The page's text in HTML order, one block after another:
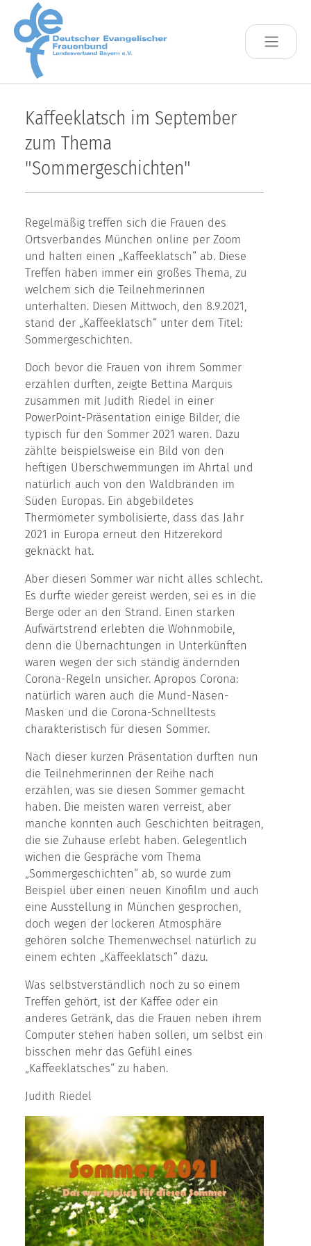
Skip to main content
Kaffeeklatsch im September
zum Thema
"Sommergeschichten"
Regelmäßig treffen sich die Frauen des
Ortsverbandes München online per Zoom
und halten einen „Kaffeeklatsch“ ab. Diese
Treffen haben immer ein großes Thema, zu
welchem sich die Teilnehmerinnen
unterhalten. Diesen Mittwoch, den 8.9.2021,
stand der „Kaffeeklatsch“ unter dem Titel:
Sommergeschichten.
Doch bevor die Frauen von ihrem Sommer
erzählen durften, zeigte Bettina Marquis
zusammen mit Judith Riedel in einer
PowerPoint-Präsentation einige Bilder, die
typisch für den Sommer 2021 waren. Dazu
zählte beispielsweise ein Bild von den
heftigen Überschwemmungen im Ahrtal und
natürlich auch von den Waldbränden im
Süden Europas. Ein abgebildetes
Thermometer symbolisierte, dass das Jahr
2021 in Europa erneut den Hitzerekord
geknackt hat.
Aber diesen Sommer war nicht alles schlecht.
Es durfte wieder gereist werden, sei es in die
Berge oder an den Strand. Einen starken
Aufwärtstrend erlebten die Wohnmobile,
denn die Übernachtungen in Unterkünften
waren wegen der sich ständig ändernden
Corona-Regeln unsicher. Apropos Corona:
natürlich waren auch die Mund-Nasen-
Masken und die Corona-Schnelltests
charakteristisch für diesen Sommer.
Nach dieser kurzen Präsentation durften nun
die Teilnehmerinnen der Reihe nach
erzählen, was sie diesen Sommer gemacht
haben. Die meisten waren verreist, aber
manche konnten auch Geschichten beitragen,
die sie Zuhause erlebt haben. Gelegentlich
wichen die Gespräche vom Thema
„Sommergeschichten“ ab, so wurde zum
Beispiel über einen neuen Kinofilm und auch
eine Ausstellung in München gesprochen,
doch wegen der lockeren Atmosphäre
gehören solche Themenwechsel natürlich zu
einem echten „Kaffeeklatsch“ dazu.
Was selbstverständlich noch zu so einem
Treffen gehört, ist der Kaffee oder ein
anderes Getränk, das die Frauen neben ihrem
Computer stehen haben sollen, um selbst ein
bisschen mehr das Gefühl eines
„Kaffeeklatsches“ zu haben.
Judith Riedel